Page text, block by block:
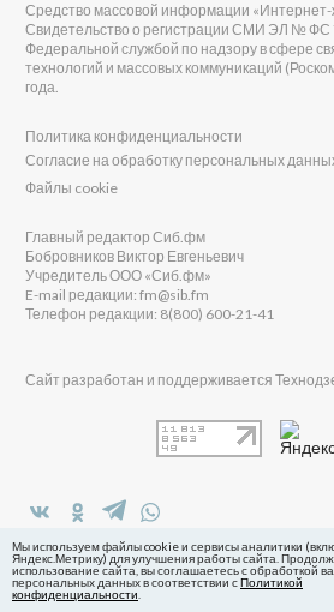
в Яндекс.Дзен
Средство массовой информации
Свидетельство о регистрации СМИ ЭЛ № ФС
Федеральной службой по надзору в сфере
технологий и массовых коммуникаций
года.
Политика конфиденциальности
Согласие на обработку персональных
Файлы cookie
Главный редактор Сиб.фм
Бобровников Виктор Евгеньевич
Учредитель ООО «Сиб.фм»
E-mail редакции: fm@sib.fm
Телефон редакции: 8(800) 600-21-41
Сайт разработан и поддерживается
Мы используем файлы cookie и сервисы аналитики
Яндекс.Метрику) для улучшения работы сайта.
использование сайта, вы соглашаетесь с обработкой
персональных данных в соответствии сПолитикой
конфиденциальности